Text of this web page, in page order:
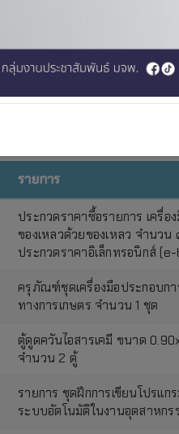
ด
รายการ
ประกวดราคาซื้อรายการ เครื่อ
ของเหลวด้วยของเหลว จำนวน
ประกวดราคาอิเล็กทรอนิกส์
ครุภัณฑ์ชุดเครื่องมือประกอบก
ทางการเกษตร จำนวน 1 ชุด
ตู้ดูดควันไอสารเคมี ขนาด
จำนวน 2 ตู้
รายการ ชุดฝึกการเขียนโปรแ
ระบบอัตโนมัติในงานอุตสาหกร